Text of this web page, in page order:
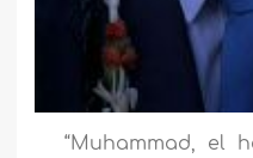
“Muhammad, el